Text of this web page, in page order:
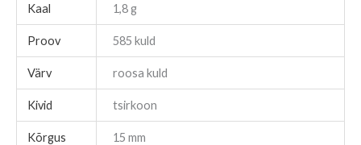
Kaal 1,8 g
Proov 585 kuld
Värv roosa kuld
Kivid tsirkoon
Kõrgus 15 mm